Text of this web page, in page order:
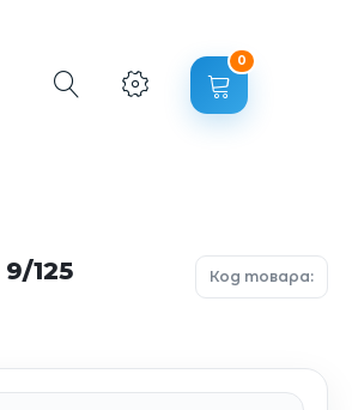
0
125
Код товара: